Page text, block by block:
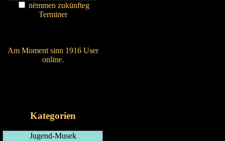
nëmmen zukünfteg
Terminer
Am Moment sinn 1916 User
online.
Kategorien
Jugend-Musek